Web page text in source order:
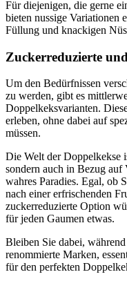
Für diejenigen, die gerne
bieten nussige Variationen
Füllung und knackigen
Zuckerreduzierte
Um den Bedürfnissen
zu werden, gibt es
Doppelkeksvarianten.
erleben, ohne dabei auf
müssen.
Die Welt der Doppelkekse
sondern auch in Bezug
wahres Paradies. Egal, ob
nach einer erfrischenden
zuckerreduzierte Option
für jeden Gaumen etwas.
Bleiben Sie dabei,
renommierte Marken,
für den perfekten